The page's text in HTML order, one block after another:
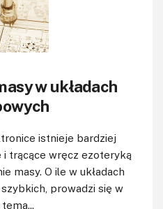
w układach
istnieje bardziej
i trącące wręcz ezoteryką
masy. O ile w układach
prowadzi się w